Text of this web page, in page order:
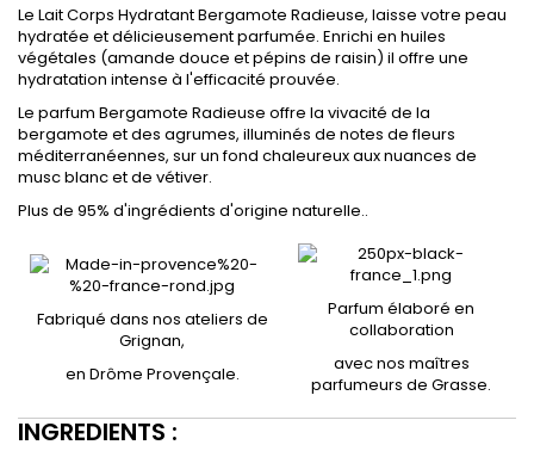
Le Lait Corps Hydratant Bergamote Radieuse, laisse votre peau
hydratée et délicieusement parfumée. Enrichi en huiles
végétales (amande douce et pépins de raisin) il offre une
hydratation intense à l'efficacité prouvée.
Le parfum Bergamote Radieuse offre la vivacité de la
bergamote et des agrumes, illuminés de notes de fleurs
méditerranéennes, sur un fond chaleureux aux nuances de
musc blanc et de vétiver.
Plus de 95% d'ingrédients d'origine naturelle..
Fabriqué dans nos ateliers de
Grignan,
en Drôme Provençale.
Parfum élaboré en
collaboration
avec nos maîtres
parfumeurs de Grasse.
INGREDIENTS :